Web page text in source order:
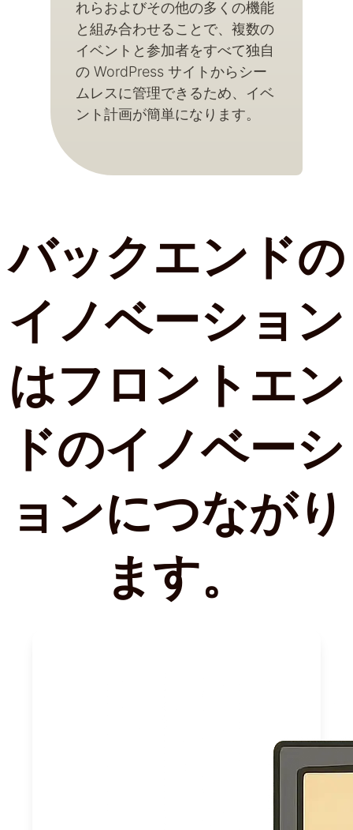
れらおよびその他の多くの機能
と組み合わせることで、複数の
イベントと参加者をすべて独自
の WordPress サイトからシー
ムレスに管理できるため、イベ
ント計画が簡単になります。
バックエンドの
イノベーション
はフロントエン
ドのイノベーシ
ョンにつながり
ます。